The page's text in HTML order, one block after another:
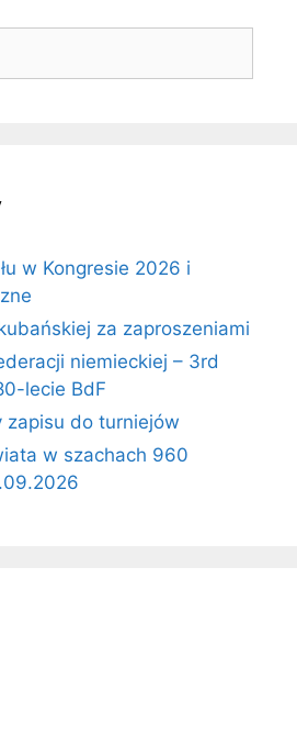
w Kongresie 2026 i
za zaproszeniami
niemieckiej – 3rd
lecie BdF
zapisu do turniejów
w szachach 960